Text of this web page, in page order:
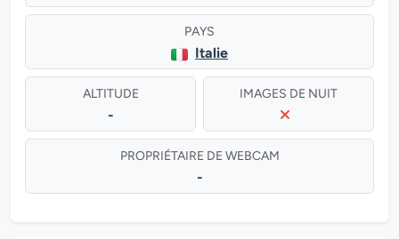
PAYS
Italie
ALTITUDE
-
IMAGES DE NUIT
PROPRIÉTAIRE DE WEBCAM
-